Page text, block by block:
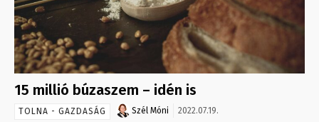
15 millió búzaszem – idén is
TOLNA - GAZDASÁG Szél Móni 2022.07.19.